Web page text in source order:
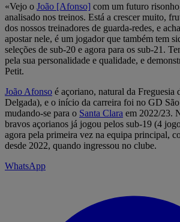
«Vejo o João [Afonso] com um futuro
analisado nos treinos. Está a crescer muito,
dos nossos treinadores de guarda-redes, e
apostar nele, é um jogador que também tem
seleções de sub-20 e agora para os sub-21.
pela sua personalidade e qualidade, e
Petit.
João Afonso é açoriano, natural da Freguesia
Delgada), e o início da carreira foi no GD
mudando-se para o Santa Clara em 2022/23.
bravos açorianos já jogou pelos sub-19 (4
agora pela primeira vez na equipa principal,
desde 2022, quando ingressou no clube.
WhatsApp